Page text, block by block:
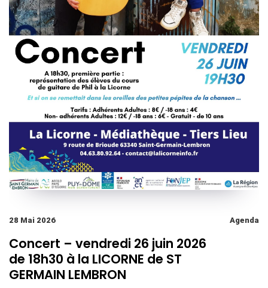
28 Mai 2026 Agenda
Concert – vendredi 26 juin 2026
de 18h30 à la LICORNE de ST
GERMAIN LEMBRON